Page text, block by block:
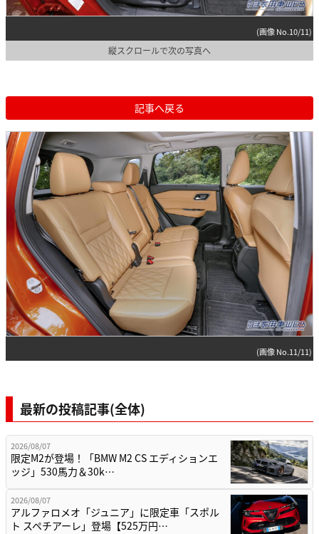
(画像 No.10/11)
縦スクロールで次の写真へ
記事へ戻る
(画像 No.11/11)
最新の投稿記事(全体)
2026/08/07
限定M2が登場！「BMW M2 CS エディションエ
ッジ」530馬力＆30k…
2026/08/07
アルファロメオ「ジュニア」に限定車「スポル
ト スペチアーレ」登場【525万円…